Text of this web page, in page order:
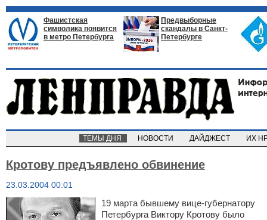
Фашистская
символика появится
в метро Петербурга
Предвыборные
скандалы в Санкт-
Петербурге
ТЕМЫ ДНЯ НОВОСТИ ДАЙДЖЕСТ ИХ
Кротову предъявлено обвинение
23.03.2004 00:01
19 марта бывшему вице-губернатору
Петербурга Виктору Кротову было